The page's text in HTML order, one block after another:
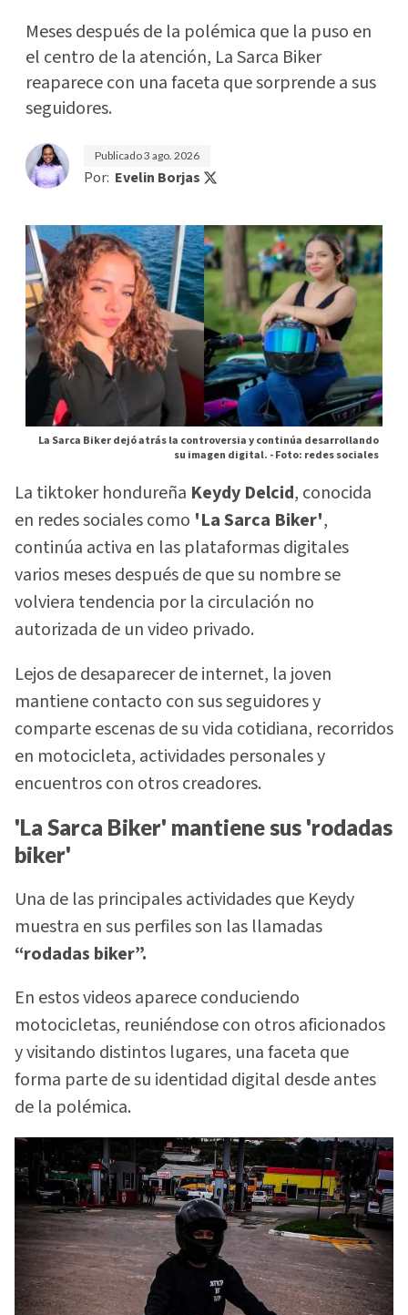
Meses después de la polémica que la puso en
el centro de la atención, La Sarca Biker
reaparece con una faceta que sorprende a sus
seguidores.
Publicado3 ago. 2026
Por: Evelin Borjas
La Sarca Biker dejó atrás la controversia y continúa desarrollando
su imagen digital. -Foto: redes sociales
La tiktoker hondureña Keydy Delcid, conocida
en redes sociales como 'La Sarca Biker',
continúa activa en las plataformas digitales
varios meses después de que su nombre se
volviera tendencia por la circulación no
autorizada de un video privado.
Lejos de desaparecer de internet, la joven
mantiene contacto con sus seguidores y
comparte escenas de su vida cotidiana, recorridos
en motocicleta, actividades personales y
encuentros con otros creadores.
'La Sarca Biker' mantiene sus 'rodadas
biker'
Una de las principales actividades que Keydy
muestra en sus perfiles son las llamadas
“rodadas biker”.
En estos videos aparece conduciendo
motocicletas, reuniéndose con otros aficionados
y visitando distintos lugares, una faceta que
forma parte de su identidad digital desde antes
de la polémica.